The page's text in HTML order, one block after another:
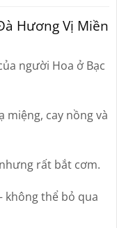
Hương Vị Miền
người Hoa ở Bạc
miệng, cay nồng và
rất bắt cơm.
không thể bỏ qua